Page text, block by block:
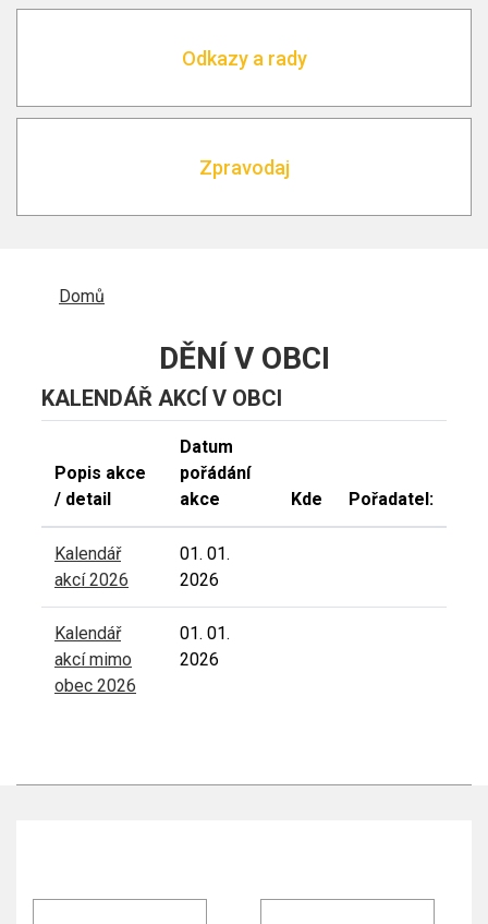
Odkazy a rady
Zpravodaj
DROBEČKOVÁ
NAVIGACE
Domů
DĚNÍ V OBCI
KALENDÁŘ AKCÍ V OBCI
Popis akce
/ detail
Datum
pořádání
akce
Kde Pořadatel:
Kalendář
akcí 2026
01. 01.
2026
Kalendář
akcí mimo
obec 2026
01. 01.
2026